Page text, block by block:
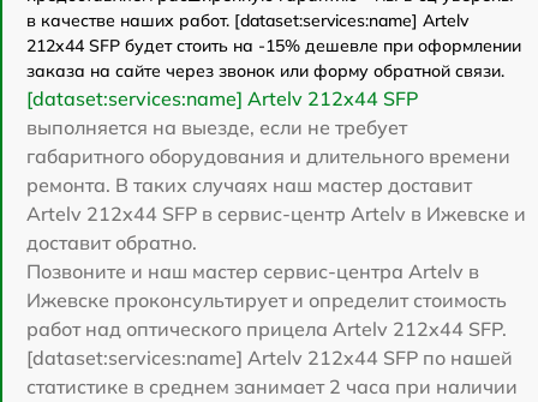
в качестве наших работ. [dataset:services:name] Artelv
212x44 SFP будет стоить на -15% дешевле при оформлении
заказа на сайте через звонок или форму обратной связи.
[dataset:services:name] Artelv 212x44 SFP
выполняется на выезде, если не требует
габаритного оборудования и длительного времени
ремонта. В таких случаях наш мастер доставит
Artelv 212x44 SFP в сервис-центр Artelv в Ижевске и
доставит обратно.
Позвоните и наш мастер сервис-центра Artelv в
Ижевске проконсультирует и определит стоимость
работ над оптического прицела Artelv 212x44 SFP.
[dataset:services:name] Artelv 212x44 SFP по нашей
статистике в среднем занимает 2 часа при наличии